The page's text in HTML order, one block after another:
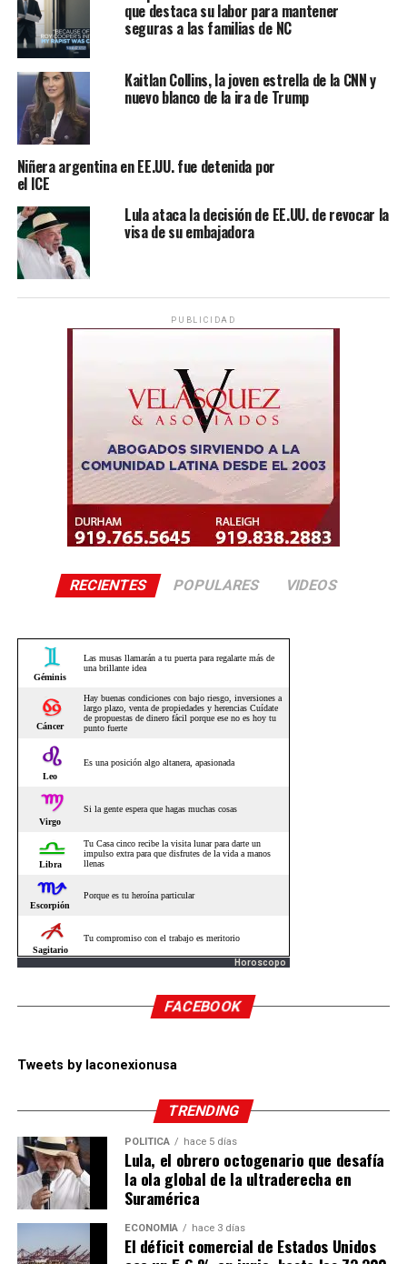
que destaca su labor para mantener
seguras a las familias de NC
Kaitlan Collins, la joven estrella de la CNN y
nuevo blanco de la ira de Trump
Niñera argentina en EE.UU. fue detenida por
el ICE
Lula ataca la decisión de EE.UU. de revocar la
visa de su embajadora
PUBLICIDAD
RECIENTES POPULARES VIDEOS
Horoscopo
FACEBOOK
Tweets by laconexionusa
TRENDING
POLÍTICA hace 5 días
Lula, el obrero octogenario que desafía
la ola global de la ultraderecha en
Suramérica
ECONOMÍA hace 3 días
El déficit comercial de Estados Unidos